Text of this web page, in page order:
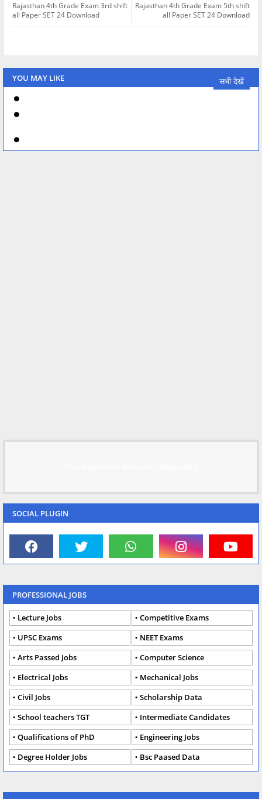
Rajasthan 4th Grade Exam 5th shift
all Paper SET 24 Download
Rajasthan 4th Grade Exam 3rd shift
all Paper SET 24 Download
YOU MAY LIKE सभी देखें
SOCIAL PLUGIN
PROFESSIONAL JOBS
Lecture Jobs
Competitive Exams
UPSC Exams
NEET Exams
Arts Passed Jobs
Computer Science
Electrical Jobs
Mechanical Jobs
Civil Jobs
Scholarship Data
School teachers TGT
Intermediate Candidates
Qualifications of PhD
Engineering Jobs
Degree Holder Jobs
Bsc Paased Data